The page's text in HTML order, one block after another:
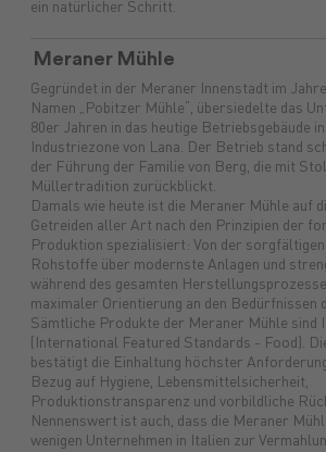
ein natürlicher Schritt.
Meraner Mühle
Gegründet in der Meraner Innenstadt im
Namen „Pobitzer Mühle“, übersiedelte das
80er Jahren in das heutige Betriebsgebäude
Industriezone von Lana. Der Betrieb stand
der Führung der Familie von Berg, die mit
Müllertradition zurückblickt.
Damals wie heute ist die Meraner Mühle auf
Getreiden aller Art nach den Prinzipien der
Produktion spezialisiert: Von der
Rohstoffe über modernste Anlagen und
während des gesamten
maximaler Orientierung an den Bedürfnissen
Sämtliche Produkte der Meraner Mühle
(International Featured Standards - Food).
bestätigt die Einhaltung höchster
Bezug auf Hygiene, Lebensmittelsicherheit,
Produktionstransparenz und vorbildliche
Nennenswert ist auch, dass die Meraner
wenigen Unternehmen in Italien zur